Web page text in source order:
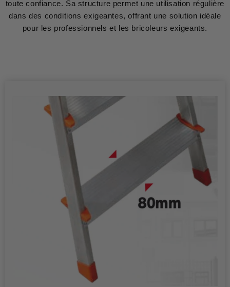
toute confiance. Sa structure permet une utilisation régulière
dans des conditions exigeantes, offrant une solution idéale
pour les professionnels et les bricoleurs exigeants.